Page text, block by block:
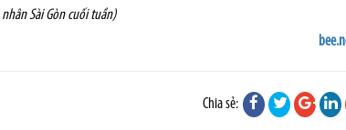
Sài Gòn cuối tuần)
Chia sẻ: